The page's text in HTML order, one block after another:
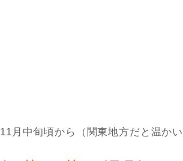
11月中旬頃から（関東地方だと温か